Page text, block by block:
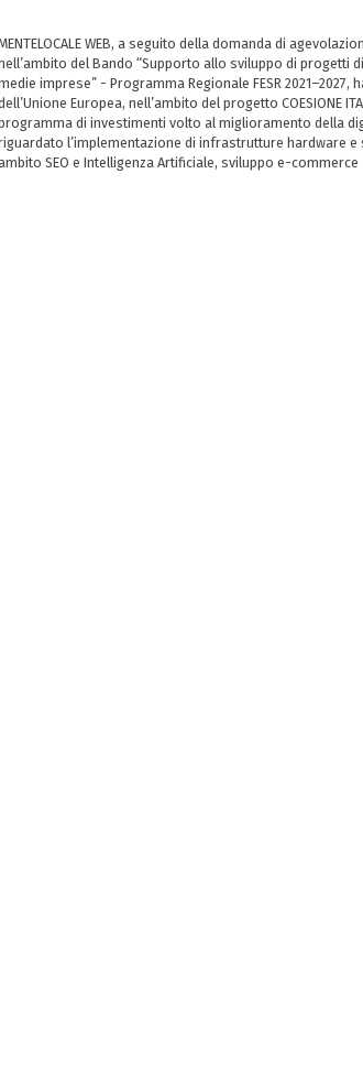
WEB, a seguito della domanda di
del Bando “Supporto allo sviluppo di progetti
imprese” - Programma Regionale FESR
Europea, nell’ambito del progetto COESIONE
di investimenti volto al miglioramento della
l’implementazione di infrastrutture hardware
SEO e Intelligenza Artificiale, sviluppo e-commerce